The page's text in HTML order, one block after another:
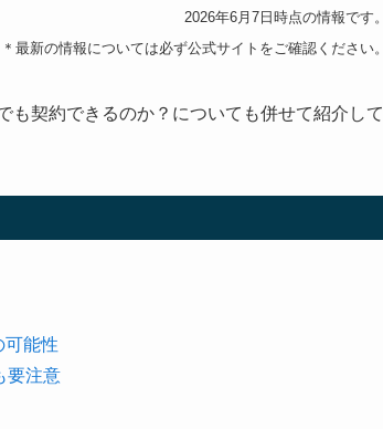
2026年6月7日時点の情報です。
＊最新の情報については必ず公式サイトをご確認ください。
契約できるのか？についても併せて紹介して
可能性
要注意